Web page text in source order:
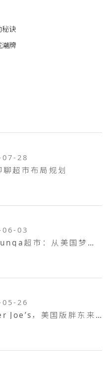
秘诀
潮牌
28
聊超市布局规划
03
Esselunga超市：从美国梦到意大利第三大零售巨头
26
Trader Joe’s，美国版胖东来，如何成为了坪效之王